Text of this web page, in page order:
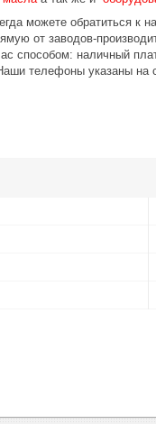
можете обратиться к
от заводов-
способом: наличный
телефоны указаны на